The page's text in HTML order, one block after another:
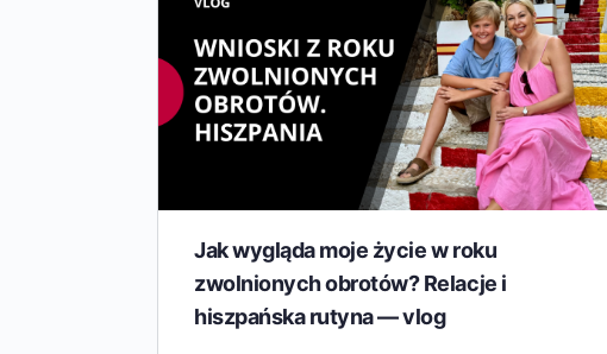
Jak wygląda moje życie w roku
zwolnionych obrotów? Relacje i
hiszpańska rutyna — vlog